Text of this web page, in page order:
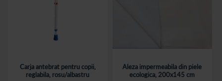
Carja antebrat pentru copii,
reglabila, rosu/albastru
Aleza impermeabila din piele
ecologica, 200x145 cm